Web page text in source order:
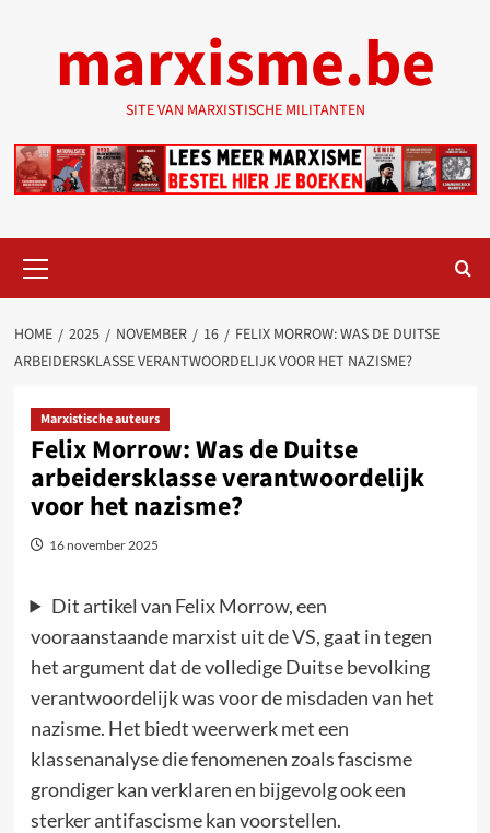
marxisme.be
SITE VAN MARXISTISCHE MILITANTEN
menu
HOME 2025 NOVEMBER 16
FELIX MORROW: WAS DE DUITSE
ARBEIDERSKLASSE VERANTWOORDELIJK VOOR HET NAZISME?
Marxistische auteurs
Felix Morrow: Was de Duitse
arbeidersklasse verantwoordelijk
voor het nazisme?
16 november 2025
Dit artikel van Felix Morrow, een
vooraanstaande marxist uit de VS, gaat in tegen
het argument dat de volledige Duitse bevolking
verantwoordelijk was voor de misdaden van het
nazisme. Het biedt weerwerk met een
klassenanalyse die fenomenen zoals fascisme
grondiger kan verklaren en bijgevolg ook een
sterker antifascisme kan voorstellen.